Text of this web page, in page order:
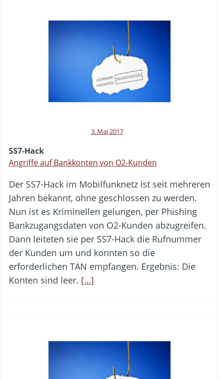
3. Mai 2017
SS7-Hack
Angriffe auf Bankkonten von O2-Kunden
Der SS7-Hack im Mobilfunknetz ist seit mehreren
Jahren bekannt, ohne geschlossen zu werden.
Nun ist es Kriminellen gelungen, per Phishing
Bankzugangsdaten von O2-Kunden abzugreifen.
Dann leiteten sie per SS7-Hack die Rufnummer
der Kunden um und konnten so die
erforderlichen TAN empfangen. Ergebnis: Die
Konten sind leer. […]